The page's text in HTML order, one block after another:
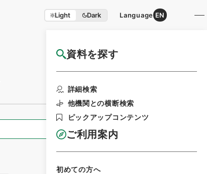
Light Dark Language EN
資料を探す
詳細検索
他機関との横断検索
ピックアップコンテンツ
ご利用案内
初めての方へ
国立公文書館HP利用案内
全ての情報